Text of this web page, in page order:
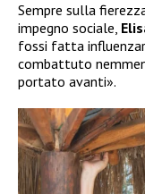
Sempre sulla
impegno sociale,
fossi fatta
combattuto
portato avanti».